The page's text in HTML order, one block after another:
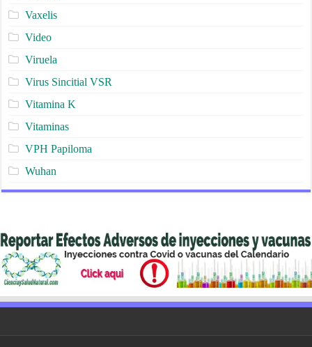
Vaxelis
Video
Viruela
Virus Sincitial VSR
Vitamina K
Vitaminas
VPH Papiloma
Wuhan